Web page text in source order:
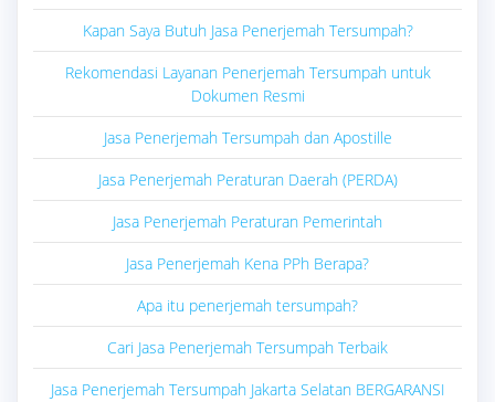
Kapan Saya Butuh Jasa Penerjemah Tersumpah?
Rekomendasi Layanan Penerjemah Tersumpah untuk
Dokumen Resmi
Jasa Penerjemah Tersumpah dan Apostille
Jasa Penerjemah Peraturan Daerah (PERDA)
Jasa Penerjemah Peraturan Pemerintah
Jasa Penerjemah Kena PPh Berapa?
Apa itu penerjemah tersumpah?
Cari Jasa Penerjemah Tersumpah Terbaik
Jasa Penerjemah Tersumpah Jakarta Selatan BERGARANSI